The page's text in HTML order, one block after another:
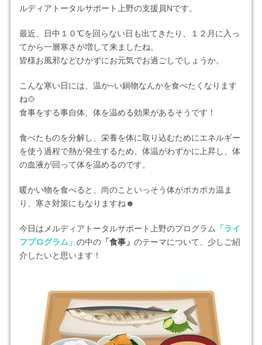
ルディアトータルサポート上野の支援員Nです。
最近、日中１０℃を回らない日も出てきたり、１２月に入っ
てから一層寒さが増して来ましたね。
皆様お風邪などひかずにお元気でお過ごしでしょうか。
こんな寒い日には、温か~い鍋物なんかを食べたくなります
ね🍲
食事をする事自体、体を温める効果があるそうです！
食べたものを分解し、栄養を体に取り込むためにエネルギー
を使う過程で熱が発生するため、体温がわずかに上昇し、体
の血液が回って体を温めるのです。
暖かい物を食べると、尚のこといっそう体がポカポカ温ま
り、寒さ対策にもなりますね☻
今日はメルディアトータルサポート上野のプログラム
「ライ
フプログラム」 の中の「食事」 のテーマについて、少しご紹
介したいと思います！